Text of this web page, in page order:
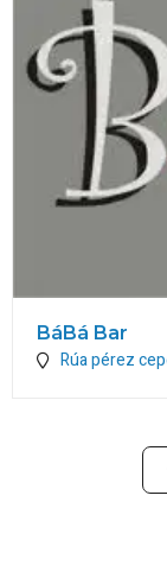
BáBá Bar
Rúa pérez